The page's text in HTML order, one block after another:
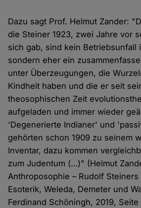
Dazu sagt Prof. Helmut Zander:
die Steiner 1923, zwei Jahre vor
sich gab, sind kein Betriebsunfall
sondern eher ein
unter Überzeugungen, die
Kindheit haben und die er seit
theosophischen Zeit
aufgeladen und immer wieder
'Degenerierte Indianer' und
gehörten schon 1909 zu seinem
Inventar, dazu kommen
zum Judentum (…)" (Helmut
Anthroposophie – Rudolf
Esoterik, Weleda, Demeter und
Ferdinand Schöningh, 2019, Seite